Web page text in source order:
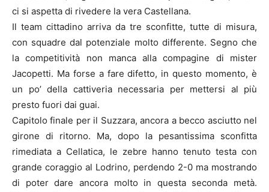
ci si aspetta di rivedere la vera Castellana.
Il team cittadino arriva da tre sconfitte, tutte di misura,
con squadre dal potenziale molto differente. Segno che
la competitività non manca alla compagine di mister
Jacopetti. Ma forse a fare difetto, in questo momento, è
un po’ della cattiveria necessaria per mettersi al più
presto fuori dai guai.
Capitolo finale per il Suzzara, ancora a becco asciutto nel
girone di ritorno. Ma, dopo la pesantissima sconfitta
rimediata a Cellatica, le zebre hanno tenuto testa con
grande coraggio al Lodrino, perdendo 2-0 ma mostrando
di poter dare ancora molto in questa seconda metà.